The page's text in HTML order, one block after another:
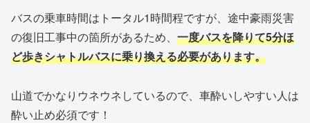
バスの乗車時間はトータル1時間程ですが、途中豪雨災害
の復旧工事中の箇所があるため、 一度バスを降りて5分ほ
ど歩きシャトルバスに乗り換える必要があります。
山道でかなりウネウネしているので、車酔いしやすい人は
酔い止め必須です！